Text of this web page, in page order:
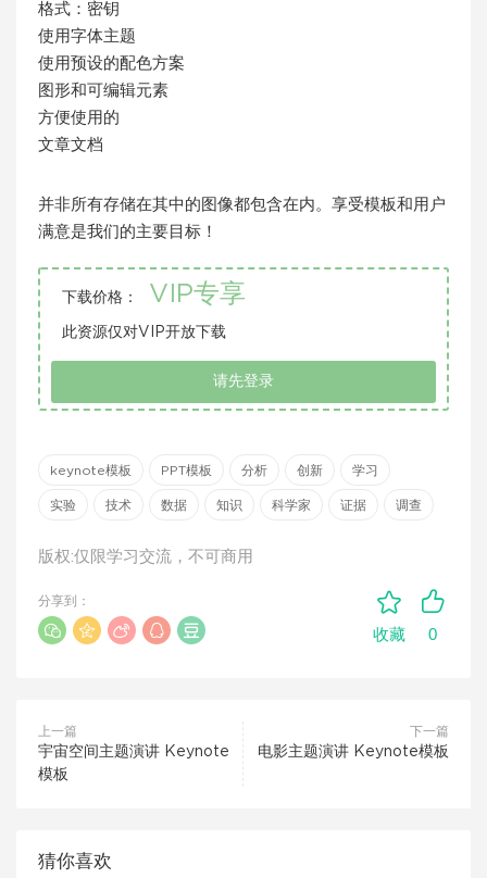
格式：密钥
使用字体主题
使用预设的配色方案
图形和可编辑元素
方便使用的
文章文档
并非所有存储在其中的图像都包含在内。享受模板和用户
满意是我们的主要目标！
下载价格： VIP专享
此资源仅对VIP开放下载
请先登录
keynote模板 PPT模板 分析 创新 学习
实验 技术 数据 知识 科学家 证据 调查
版权:仅限学习交流，不可商用
收藏 0
分享到：
上一篇
宇宙空间主题演讲 Keynote
模板
下一篇
电影主题演讲 Keynote模板
猜你喜欢